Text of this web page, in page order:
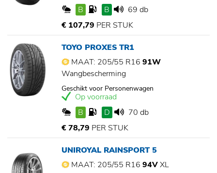
B
B
69 db
€ 107,79 PER STUK
TOYO PROXES TR1
MAAT: 205/55 R16 91W
Wangbescherming
Geschikt voor Personenwagen
Op voorraad
B
D
70 db
€ 78,79 PER STUK
UNIROYAL RAINSPORT 5
MAAT: 205/55 R16 94VXL